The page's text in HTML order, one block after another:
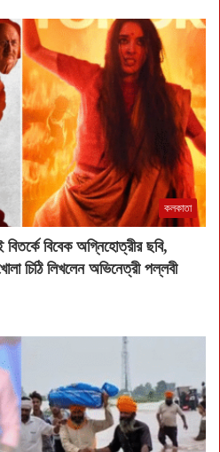
কলকাতা
বিবেক অগ্নিহোত্রীর ছবি,
চিঠি লিখলেন অভিনেত্রী পল্লবী